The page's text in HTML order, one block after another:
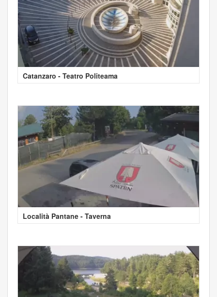
Catanzaro - Teatro Politeama
Località Pantane - Taverna